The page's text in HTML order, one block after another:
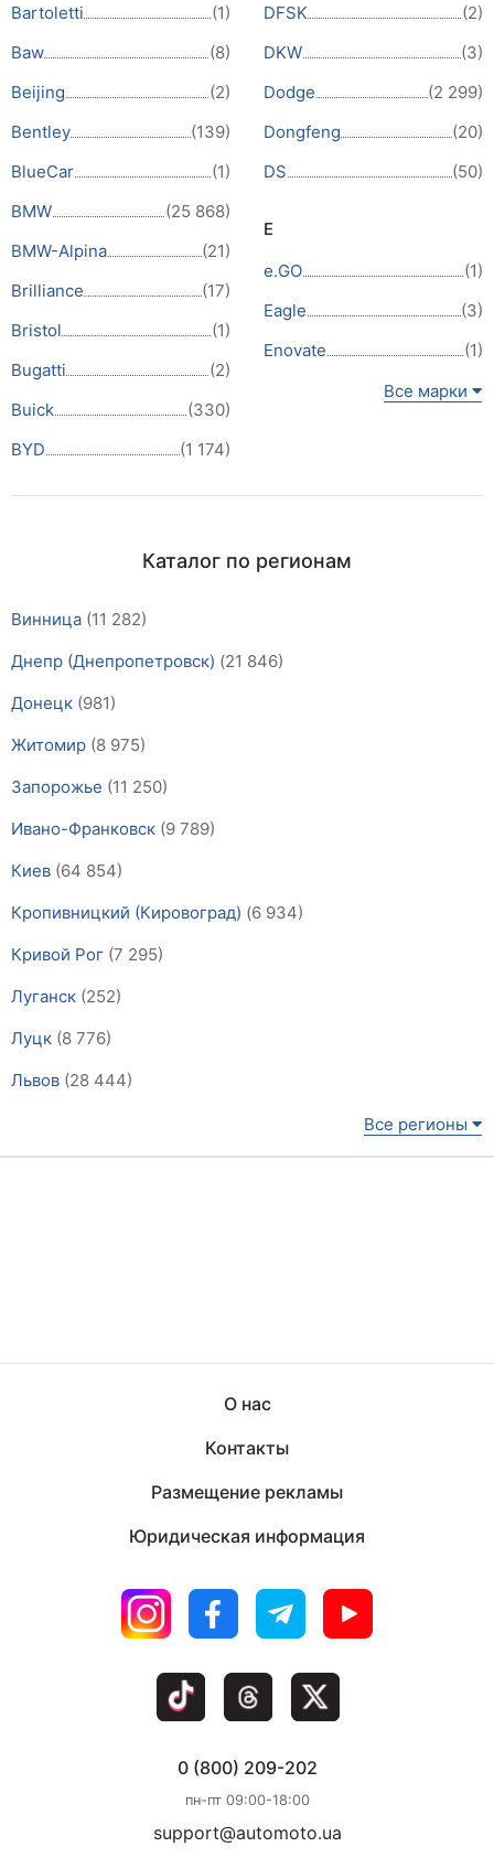
Bartoletti
(1)
Baw
(8)
Beijing
(2)
Bentley
(139)
BlueCar
(1)
BMW
(25 868)
BMW-Alpina
(21)
Brilliance
(17)
Bristol
(1)
Bugatti
(2)
Buick
(330)
BYD
(1 174)
DFSK
(2)
DKW
(3)
Dodge
(2 299)
Dongfeng
(20)
DS
(50)
E
e.GO
(1)
Eagle
(3)
Enovate
(1)
Все марки
Каталог по регионам
Винница (11 282)
Днепр (Днепропетровск) (21 846)
Донецк (981)
Житомир (8 975)
Запорожье (11 250)
Ивано-Франковск (9 789)
Киев (64 854)
Кропивницкий (Кировоград) (6 934)
Кривой Рог (7 295)
Луганск (252)
Луцк (8 776)
Львов (28 444)
Все регионы
О нас
Контакты
Размещение рекламы
Юридическая информация
0 (800) 209-202
пн-пт 09:00-18:00
support@automoto.ua